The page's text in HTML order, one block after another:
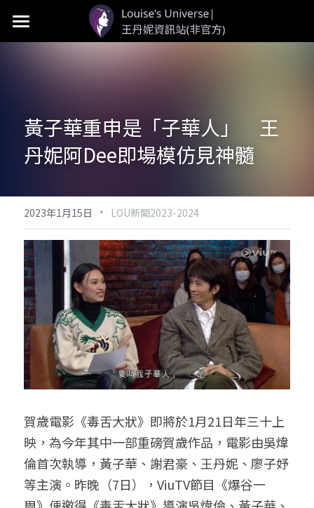
首頁
LOU影視
黃子華重申是「子華人」　王
丹妮阿Dee即場模仿見神髓
2023年1月15日 · LOU新聞2023-2024
賀歲電影《毒舌大狀》即將於1月21日年三十上
映，為今年其中一部重磅賀歲作品，電影由吳煒
倫首次執導，黃子華、謝君豪、王丹妮、廖子妤
等主演。昨晚（7日），ViuTV節目《爆谷一